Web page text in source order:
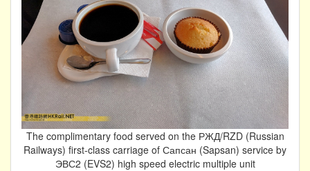
The complimentary food served on the РЖД/RZD (Russian
Railways) first-class carriage of Сапсан (Sapsan) service by
ЭВС2 (EVS2) high speed electric multiple unit